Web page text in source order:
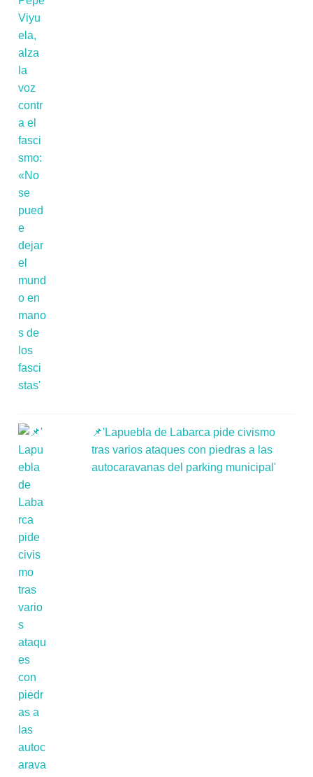
📌'Lapuebla de Labarca pide civismo
tras varios ataques con piedras a las
autocaravanas del parking municipal'